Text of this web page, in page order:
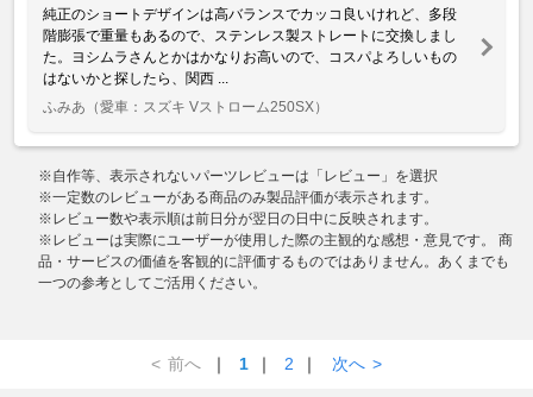
純正のショートデザインは高バランスでカッコ良いけれど、多段
階膨張で重量もあるので、ステンレス製ストレートに交換しまし
た。ヨシムラさんとかはかなりお高いので、コスパよろしいもの
はないかと探したら、関西 ...
ふみあ （愛車：スズキ Vストローム250SX）
※自作等、表示されないパーツレビューは「レビュー」を選択
※一定数のレビューがある商品のみ製品評価が表示されます。
※レビュー数や表示順は前日分が翌日の日中に反映されます。
※レビューは実際にユーザーが使用した際の主観的な感想・意見です。 商
品・サービスの価値を客観的に評価するものではありません。あくまでも
一つの参考としてご活用ください。
< 前へ ｜ 1 ｜ 2 ｜ 次へ >